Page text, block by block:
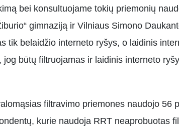
bei konsultuojame tokių priemonių
gimnaziją ir Vilniaus Simono
tik belaidžio interneto ryšys, o laidinis
būtų filtruojamas ir laidinis interneto
filtravimo priemones naudojo 56
kurie naudoja RRT neaprobuotas